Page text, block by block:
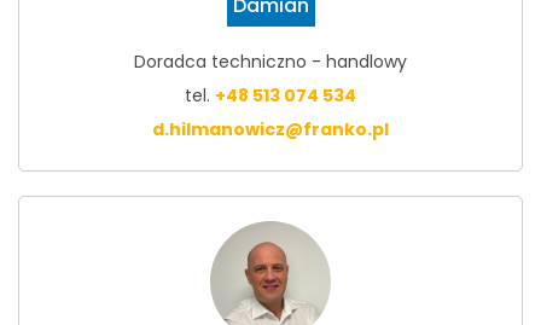
Doradca techniczno - handlowy
tel. +48 513 074 534
d.hilmanowicz@franko.pl